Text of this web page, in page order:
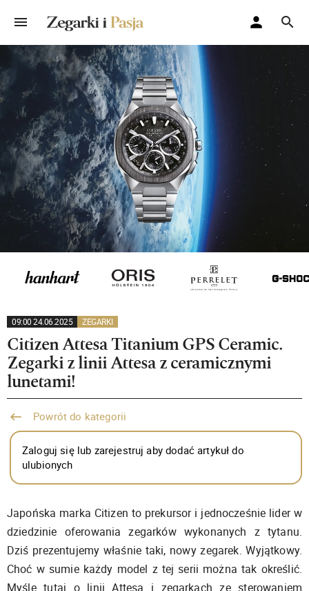
09:00 24.06.2025 ZEGARKI
Citizen Attesa Titanium GPS Ceramic.
Zegarki z linii Attesa z ceramicznymi
lunetami!
Powrót do kategorii
Zaloguj się lub zarejestruj aby dodać artykuł do
ulubionych
Japońska marka Citizen to prekursor i jednocześnie lider w
dziedzinie oferowania zegarków wykonanych z tytanu.
Dziś prezentujemy właśnie taki, nowy zegarek. Wyjątkowy.
Choć w sumie każdy model z tej serii można tak określić.
Myślę tutaj o linii Attesa i zegarkach ze sterowaniem